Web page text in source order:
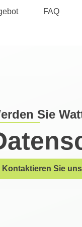
FAQ
Sie
Kontaktieren Sie uns